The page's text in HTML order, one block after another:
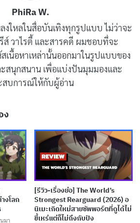
ลับบุกโจมตี Royal Diana Academy
หนีจากการปกป้องสถาบัน ปัจจุบัน
พราะคำสาป และนั่นคือจุดเชื่อม
วามจริงเบื้องหลังเหตุการณ์คืนนั้นยัง
รก แต่การที่เขาเคยช่วยสปิก้าไว้ใน
ต้นทางของแรงบันดาลใจที่เธอมีต่อ
PhiRa W.
งใหลในสื่อบันเทิงทุกรูปแบบ ไม่ว่าจะ
ส์ วาไรตี้ และสารคดี ผมชอบที่จะ
เนื้อหาเหล่านั้นออกมาในรูปแบบของ
ะสนุกสนาน เพื่อแบ่งปันมุมมองและ
สบการณ์ให้กับผู้อ่าน
ง
งโลก
มา
[รีวิว-เรื่องย่อ] The World’s
Strongest Rearguard (2026) อ
นิเมะเกิดใหม่สายซัพพอร์ตที่ดูได้ไม่
ขี้เหร่แต่ก็ไม่ถึงกับปัง